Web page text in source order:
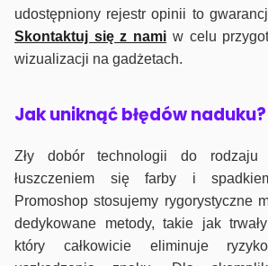
udostępniony rejestr opinii to
Skontaktuj się z nami w celu
wizualizacji na gadżetach.
Jak uniknąć błędów naduku?
Zły dobór technologii do rodzaju
łuszczeniem się farby i
Promoshop stosujemy rygorystyczne
dedykowane metody, takie jak
który całkowicie eliminuje